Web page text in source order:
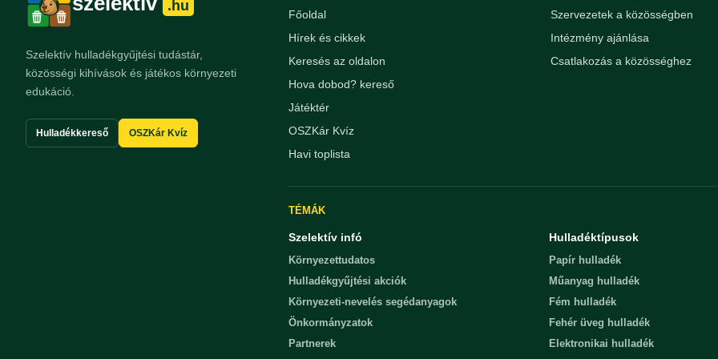
.hu
Szelektív hulladékgyűjtési tudástár,
közösségi kihívások és játékos környezeti
edukáció.
Hulladékkereső OSZKár Kvíz
Főoldal
Hírek és cikkek
Keresés az oldalon
Hova dobod? kereső
Játéktér
OSZKár Kvíz
Havi toplista
Szervezetek a közösségben
Intézmény ajánlása
Csatlakozás a közösséghez
TÉMÁK
Szelektív infó
Környezettudatos
Hulladékgyűjtési akciók
Környezeti-nevelés segédanyagok
Önkormányzatok
Partnerek
Hulladéktípusok
Papír hulladék
Műanyag hulladék
Fém hulladék
Fehér üveg hulladék
Elektronikai hulladék